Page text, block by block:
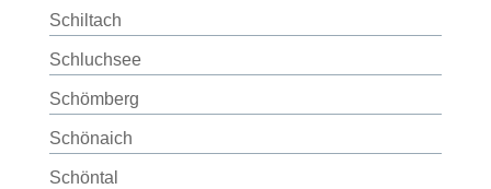
Schiltach
Schluchsee
Schömberg
Schönaich
Schöntal